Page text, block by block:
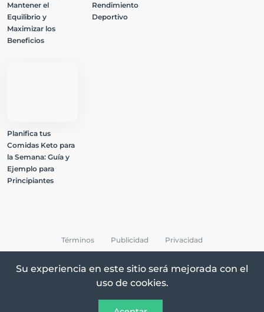
Mantener el
Equilibrio y
Maximizar los
Beneficios
Rendimiento
Deportivo
Planifica tus
Comidas Keto para
la Semana: Guía y
Ejemplo para
Principiantes
All Rights Reserved © 2026 Keto Recetas
Términos Publicidad Privacidad
Su experiencia en este sitio será mejorada con el
uso de cookies.